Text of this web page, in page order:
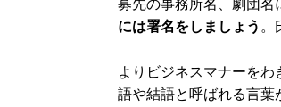
募先の事務所名、劇団名
には署名をしましょう 。
よりビジネスマナーをわ
語や結語と呼ばれる言葉